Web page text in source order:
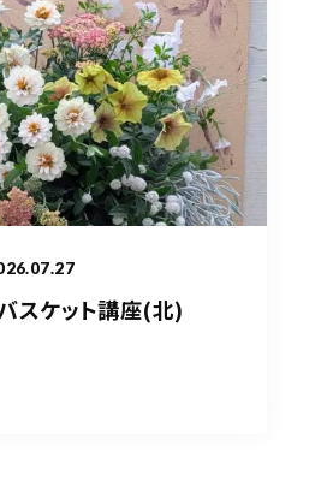
スケット講座(北)